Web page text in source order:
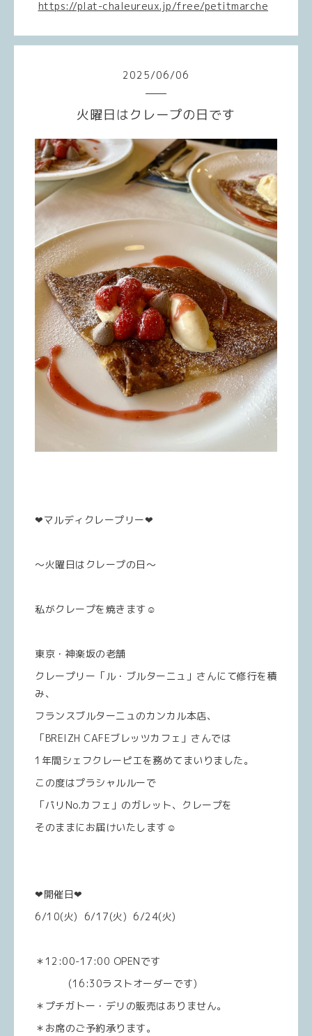
https://plat-chaleureux.jp/free/petitmarche
2025/06/06
火曜日はクレープの日です
❤︎マルディクレープリー❤︎
〜火曜日はクレープの日〜
私がクレープを焼きます☺︎
東京・神楽坂の老舗
クレープリー「ル・ブルターニュ」さんにて修行を積
み、
フランスブルターニュのカンカル本店、
「BREIZH CAFEブレッツカフェ」さんでは
1年間シェフクレーピエを務めてまいりました。
この度はプラシャルルーで
「パリNo.カフェ」のガレット、クレープを
そのままにお届けいたします☺︎
❤︎開催日❤︎
6/10(火) 6/17(火) 6/24(火)
＊12:00-17:00 OPENです
(16:30ラストオーダーです)
＊プチガトー・デリの販売はありません。
＊お席のご予約承ります。